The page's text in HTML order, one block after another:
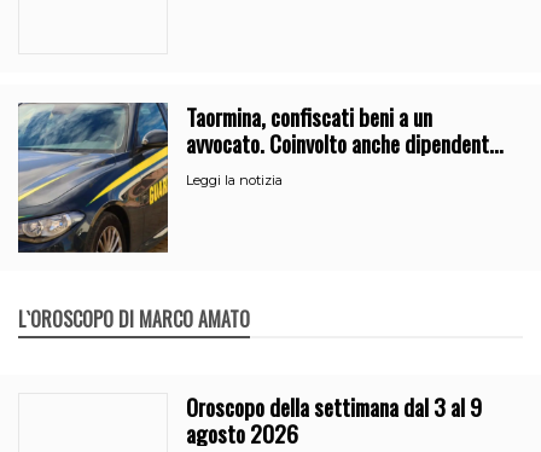
Taormina, confiscati beni a un
avvocato. Coinvolto anche dipendente
del Comune
Leggi la notizia
L`OROSCOPO DI MARCO AMATO
Oroscopo della settimana dal 3 al 9
agosto 2026